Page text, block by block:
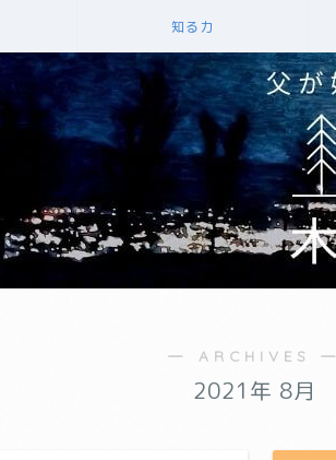
知る力
― ARCHIVES ―
2021年 8月